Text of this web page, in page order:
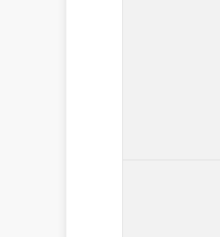
・建設プロジェク
※応募書類等の送付